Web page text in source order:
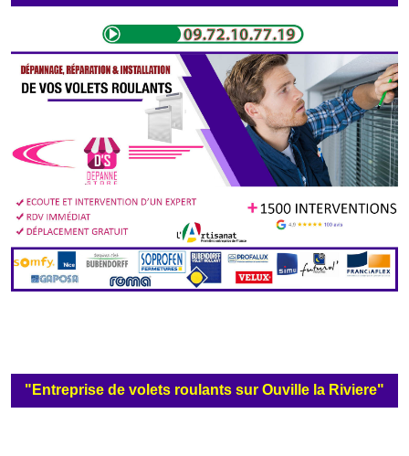
"Entreprise de volets roulants sur Ouville la Riviere"